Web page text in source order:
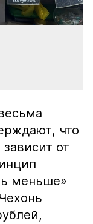
что
от
меньше»